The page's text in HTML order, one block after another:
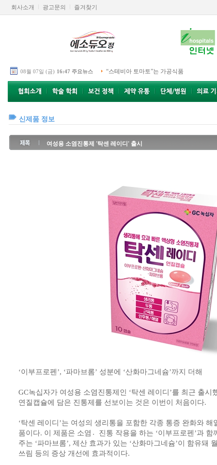
회사소개 광고문의 즐겨찾기
08월 07일 (금) 16:47 주요뉴스 “스테비아 토마토”는 가공식품
신제품 정보
여성용 소염진통제 '탁센 레이디' 출시
‘이부프로펜’, ‘파마브롬’ 성분에 ‘산화마그네슘’까지 더해
GC녹십자가 여성용 소염진통제인 ‘탁센 레이디’를 최근 출시
연질캡슐에 담은 진통제를 선보이는 것은 이번이 처음이다.
‘탁센 레이디’는 여성의 생리통을 포함한 각종 통증 완화와
품이다. 이 제품은 소염진〮통 작용을 하는 ‘이부프로펜’과 함
주는 ‘파마브롬’, 제산 효과가 있는 ‘산화마그네슘’이 함유돼
쓰림 등의 증상 개선에 효과적이다.